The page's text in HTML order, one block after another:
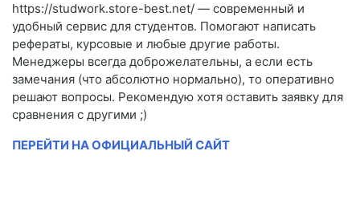
https://studwork.store-best.net/ — современный и
удобный сервис для студентов. Помогают написать
рефераты, курсовые и любые другие работы.
Менеджеры всегда доброжелательны, а если есть
замечания (что абсолютно нормально), то оперативно
решают вопросы. Рекомендую хотя оставить заявку для
сравнения с другими ;)
ПЕРЕЙТИ НА ОФИЦИАЛЬНЫЙ САЙТ